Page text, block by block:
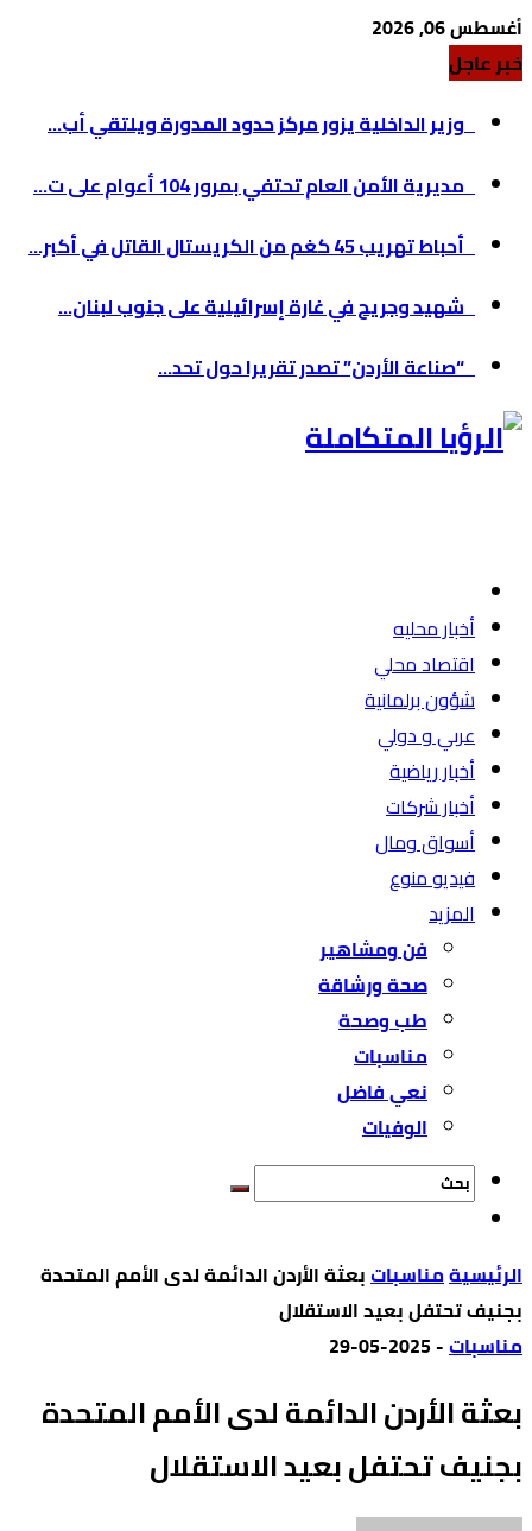
أغسطس 06, 2026
خبر عاجل
وزير الداخلية يزور مركز حدود المدورة ويلتقي أب...
مديرية الأمن العام تحتفي بمرور 104 أعوام على ت...
أحباط تهريب 45 كغم من الكريستال القاتل في أكبر...
شهيد وجريح في غارة إسرائيلية على جنوب لبنان...
“صناعة الأردن” تصدر تقريرا حول تحد...
أخبار محليه
اقتصاد محلي
شؤون برلمانية
عربي و دولي
أخبار رياضية
أخبار شركات
أسواق ومال
فيديو منوع
المزيد
فن ومشاهير
صحة ورشاقة
طب وصحة
مناسبات
نعي فاضل
الوفيات
‫الرئيسية‬مناسباتبعثة الأردن الدائمة لدى الأمم المتحدة
بجنيف تحتفل بعيد الاستقلال
مناسبات-
2025-05-29
بعثة الأردن الدائمة لدى الأمم المتحدة
بجنيف تحتفل بعيد الاستقلال